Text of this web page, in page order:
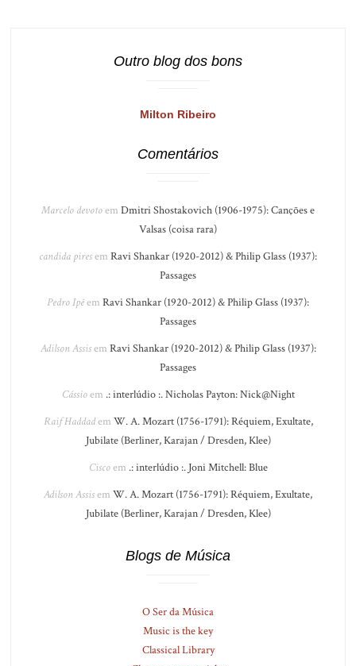
Outro blog dos bons
Milton Ribeiro
Comentários
Marcelo devotoem Dmitri Shostakovich (1906-1975): Canções e
Valsas (coisa rara)
candida piresem Ravi Shankar (1920-2012) & Philip Glass (1937):
Passages
Pedro Ipêem Ravi Shankar (1920-2012) & Philip Glass (1937):
Passages
Adilson Assisem Ravi Shankar (1920-2012) & Philip Glass (1937):
Passages
Cássioem .: interlúdio :. Nicholas Payton: Nick@Night
Raif Haddadem W. A. Mozart (1756-1791): Réquiem, Exultate,
Jubilate (Berliner, Karajan / Dresden, Klee)
Ciscoem .: interlúdio :. Joni Mitchell: Blue
Adilson Assisem W. A. Mozart (1756-1791): Réquiem, Exultate,
Jubilate (Berliner, Karajan / Dresden, Klee)
Blogs de Música
O Ser da Música
Music is the key
Classical Library